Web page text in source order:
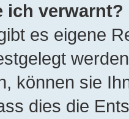
ich verwarnt?
es eigene
können sie
dies die